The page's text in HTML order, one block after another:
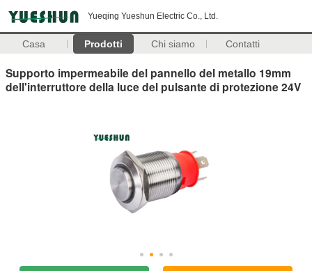
Yueqing Yueshun Electric Co., Ltd.
Casa Prodotti Chi siamo Contatti
Supporto impermeabile del pannello del metallo 19mm
dell'interruttore della luce del pulsante di protezione 24V